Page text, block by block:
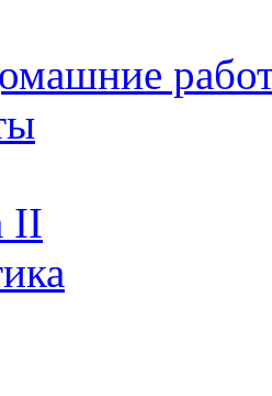
II